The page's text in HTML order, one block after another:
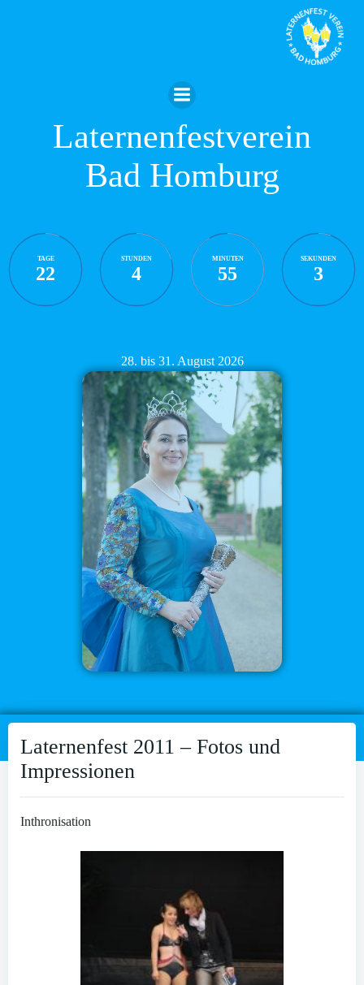
Laternenfestverein
Bad Homburg
TAGE
22
STUNDEN
4
MINUTEN
55
SEKUNDEN
2
28. bis 31. August 2026
Laternenfest 2011 – Fotos und
Impressionen
Inthronisation